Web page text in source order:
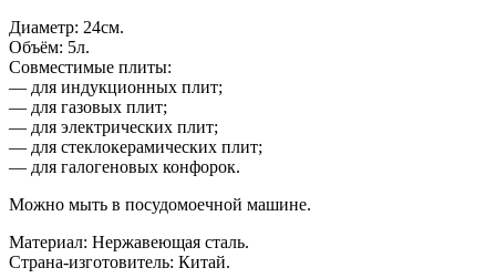
Диаметр: 24см.
Объём: 5л.
Совместимые плиты:
— для индукционных плит;
— для газовых плит;
— для электрических плит;
— для стеклокерамических плит;
— для галогеновых конфорок.
Можно мыть в посудомоечной машине.
Материал: Нержавеющая сталь.
Страна-изготовитель: Китай.